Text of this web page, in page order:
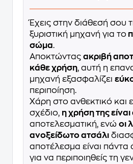
Έχεις στην διάθεσή σου
ξυριστική μηχανή για το
σώμα.
Αποκτώντας ακριβή
κάθε χρήση, αυτή η
μηχανή εξασφαλίζει
περιποίηση.
Χάρη στο ανθεκτικό και
σχέδιο, η χρήση της
αποτελεσματική, ενώ οι
ανοξείδωτο ατσάλι
αποτέλεσμα είναι πάντα
για να περιποιηθείς τη